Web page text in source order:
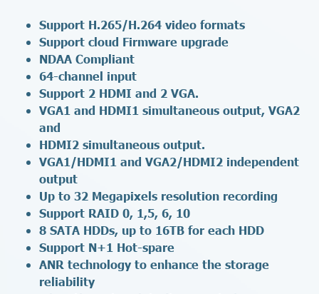
Support H.265/H.264 video formats
Support cloud Firmware upgrade
NDAA Compliant
64-channel input
Support 2 HDMI and 2 VGA.
VGA1 and HDMI1 simultaneous output, VGA2
and
HDMI2 simultaneous output.
VGA1/HDMI1 and VGA2/HDMI2 independent
output
Up to 32 Megapixels resolution recording
Support RAID 0, 1,5, 6, 10
8 SATA HDDs, up to 16TB for each HDD
Support N+1 Hot-spare
ANR technology to enhance the storage
reliability